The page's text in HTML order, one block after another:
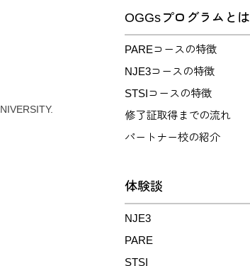
OGGsプログラムとは
PAREコースの特徴
NJE3コースの特徴
STSIコースの特徴
修了証取得までの流れ
パートナー校の紹介
体験談
NJE3
PARE
STSI